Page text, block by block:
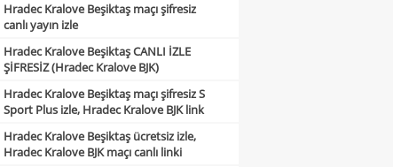
Hradec Kralove Beşiktaş maçı şifresiz
canlı yayın izle
Hradec Kralove Beşiktaş CANLI İZLE
ŞİFRESİZ (Hradec Kralove BJK)
Hradec Kralove Beşiktaş maçı şifresiz S
Sport Plus izle, Hradec Kralove BJK link
Hradec Kralove Beşiktaş ücretsiz izle,
Hradec Kralove BJK maçı canlı linki